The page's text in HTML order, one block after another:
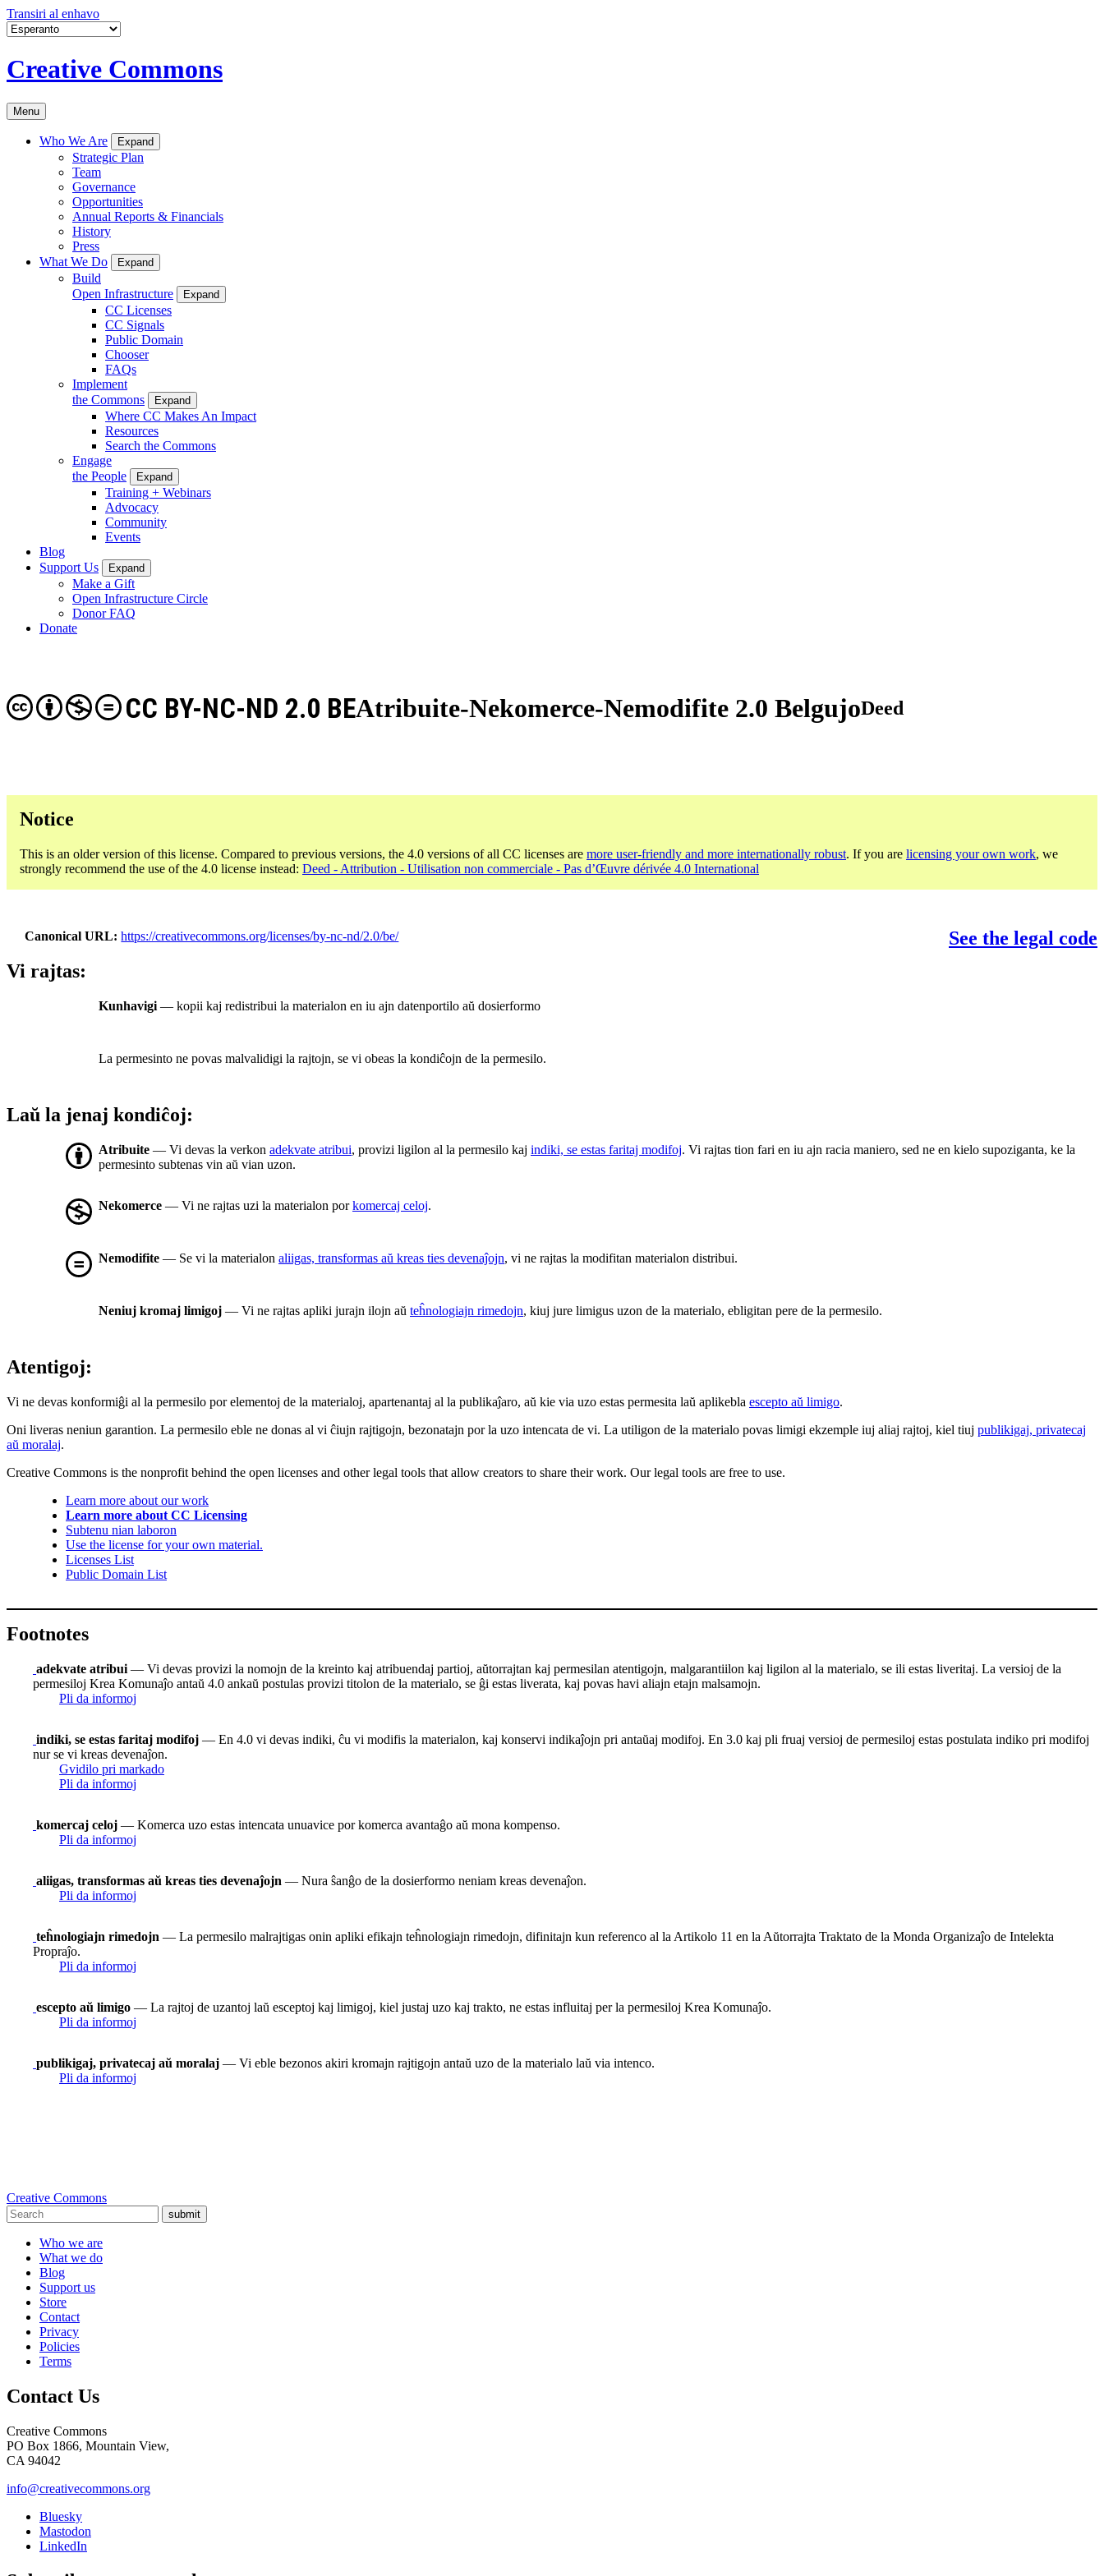
Transiri al enhavo
Creative Commons
Menu
Who We Are Expand
Strategic Plan
Team
Governance
Opportunities
Annual Reports & Financials
History
Press
What We Do
Expand
Build
Open Infrastructure
Expand
CC Licenses
CC Signals
Public Domain
Chooser
FAQs
Implement
the Commons
Expand
Where CC Makes An Impact
Resources
Search the Commons
Engage
the People
Expand
Training + Webinars
Advocacy
Community
Events
Blog
Support Us
Expand
Make a Gift
Open Infrastructure Circle
Donor FAQ
Donate
Atribuite-Nekomerce-Nemodifite 2.0 Belgujo
CC BY-NC-ND 2.0 BE Deed
Notice
This is an older version of this license. Compared to previous versions, the 4.0 versions of all CC licenses are more user-friendly and more internationally robust. If you are licensing your own work, we
strongly recommend the use of the 4.0 license instead: Deed - Attribution - Utilisation non commerciale - Pas d’Œuvre dérivée 4.0 International
Canonical URL https://creativecommons.org/licenses/by-nc-nd/2.0/be/
See the legal code
Vi rajtas:
Kunhavigi — kopii kaj redistribui la materialon en iu ajn datenportilo aŭ dosierformo
La permesinto ne povas malvalidigi la rajtojn, se vi obeas la kondiĉojn de la permesilo.
Laŭ la jenaj kondiĉoj:
Atribuite — Vi devas la verkon adekvate atribui, provizi ligilon al la permesilo kaj indiki, se estas faritaj modifoj. Vi rajtas tion fari en iu ajn racia maniero, sed ne en kielo supoziganta, ke la
permesinto subtenas vin aŭ vian uzon.
Nekomerce — Vi ne rajtas uzi la materialon porkomercaj celoj.
Nemodifite — Se vi la materialon aliigas, transformas aŭ kreas ties devenaĵojn, vi ne rajtas la modifitan materialon distribui.
Neniuj kromaj limigoj — Vi ne rajtas apliki jurajn ilojn aŭ teĥnologiajn rimedojn, kiuj jure limigus uzon de la materialo, ebligitan pere de la permesilo.
Atentigoj:
Vi ne devas konformiĝi al la permesilo por elementoj de la materialoj, apartenantaj al la publikaĵaro, aŭ kie via uzo estas permesita laŭ aplikebla escepto aŭ limigo.
Oni liveras neniun garantion. La permesilo eble ne donas al vi ĉiujn rajtigojn, bezonatajn por la uzo intencata de vi. La utiligon de la materialo povas limigi ekzemple iuj aliaj rajtoj, kiel tiuj publikigaj, privatecaj
aŭ moralaj.
Creative Commons is the nonprofit behind the open licenses and other legal tools that allow creators to share their work. Our legal tools are free to use.
Learn more about our work
Learn more about CC Licensing
Subtenu nian laboron
Use the license for your own material.
Licenses List
Public Domain List
Footnotes
adekvate atribui — Vi devas provizi la nomojn de la kreinto kaj atribuendaj partioj, aŭtorrajtan kaj permesilan atentigojn, malgarantiilon kaj ligilon al la materialo, se ili estas liveritaj. La versioj de la
permesiloj Krea Komunaĵo antaŭ 4.0 ankaŭ postulas provizi titolon de la materialo, se ĝi estas liverata, kaj povas havi aliajn etajn malsamojn.
Pli da informoj
indiki, se estas faritaj modifoj — En 4.0 vi devas indiki, ĉu vi modifis la materialon, kaj konservi indikaĵojn pri antaŭaj modifoj. En 3.0 kaj pli fruaj versioj de permesiloj estas postulata indiko pri modifoj
nur se vi kreas devenaĵon.
Gvidilo pri markado
Pli da informoj
komercaj celoj — Komerca uzo estas intencata unuavice por komerca avantaĝo aŭ mona kompenso.
Pli da informoj
aliigas, transformas aŭ kreas ties devenaĵojn — Nura ŝanĝo de la dosierformo neniam kreas devenaĵon.
Pli da informoj
teĥnologiajn rimedojn — La permesilo malrajtigas onin apliki efikajn teĥnologiajn rimedojn, difinitajn kun referenco al la Artikolo 11 en la Aŭtorrajta Traktato de la Monda Organizaĵo de Intelekta
Propraĵo.
Pli da informoj
escepto aŭ limigo — La rajtoj de uzantoj laŭ esceptoj kaj limigoj, kiel justaj uzo kaj trakto, ne estas influitaj per la permesiloj Krea Komunaĵo.
Pli da informoj
publikigaj, privatecaj aŭ moralaj — Vi eble bezonos akiri kromajn rajtigojn antaŭ uzo de la materialo laŭ via intenco.
Pli da informoj
Creative Commons
submit
Who we are
What we do
Blog
Support us
Store
Contact
Privacy
Policies
Terms
Contact Us
Creative Commons
PO Box 1866, Mountain View,
CA 94042
info@creativecommons.org
Bluesky
Mastodon
LinkedIn